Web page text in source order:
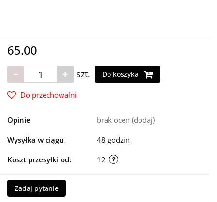
65.00
szt. Do koszyka
Do przechowalni
Opinie brak ocen (dodaj)
Wysyłka w ciągu 48 godzin
Koszt przesyłki od: 12
Zadaj pytanie